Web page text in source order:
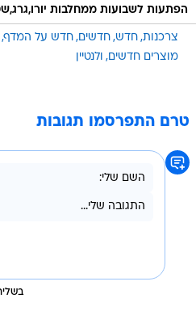
הפתעות לשבועות ממחלבות
צרכנות חדש חדשים חדש על המדף
מוצרים חדשים
ולנטיין
טרם התפרסמו תגובות